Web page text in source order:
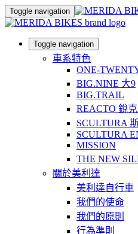
Toggle navigation
Toggle navigation
車系特色
ONE-
BIG.NINE 大9
BIG.TRAIL
REACTO 銳
SCULTURA
SCULTURA
MISSION
THE NEW
關於美利達
美利達自行車
我們的使命
我們的原則
行為準則